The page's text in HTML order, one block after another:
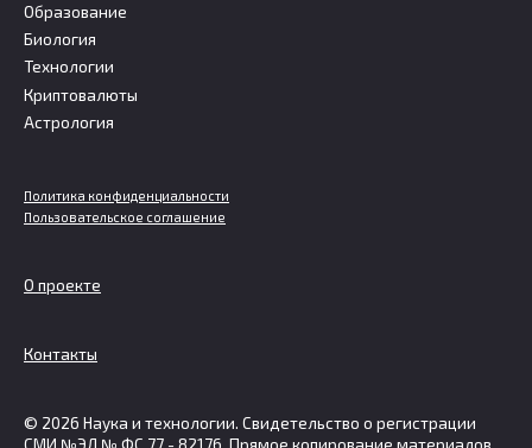
Образование
Биология
Технологии
Криптовалюты
Астрология
Политика конфиденциальности
Пользовательское соглашение
О проекте
Контакты
© 2026 Наука и технологии. Свидетельство о регистрации
СМИ №ЭЛ № ФС 77 - 82176. Прямое копирование материалов